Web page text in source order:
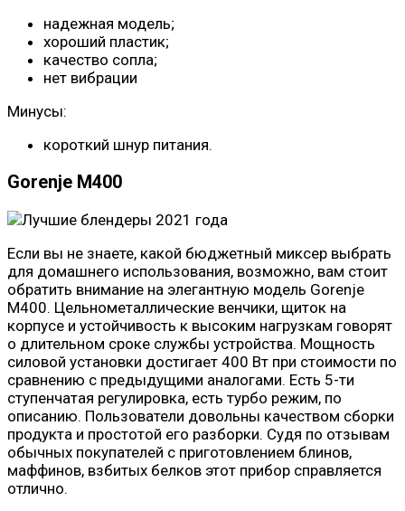
надежная модель;
хороший пластик;
качество сопла;
нет вибрации
Минусы:
короткий шнур питания.
Gorenje M400
Если вы не знаете, какой бюджетный миксер выбрать
для домашнего использования, возможно, вам стоит
обратить внимание на элегантную модель Gorenje
M400. Цельнометаллические венчики, щиток на
корпусе и устойчивость к высоким нагрузкам говорят
о длительном сроке службы устройства. Мощность
силовой установки достигает 400 Вт при стоимости по
сравнению с предыдущими аналогами. Есть 5-ти
ступенчатая регулировка, есть турбо режим, по
описанию. Пользователи довольны качеством сборки
продукта и простотой его разборки. Судя по отзывам
обычных покупателей с приготовлением блинов,
маффинов, взбитых белков этот прибор справляется
отлично.